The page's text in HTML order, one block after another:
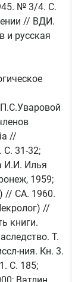
№ 3/4. С.
// ВДИ.
и русская
//
31-32;
И.И. Илья
1959;
// СА. 1960.
//
книги.
Т.
ния. Кн. 3.
С. 185;